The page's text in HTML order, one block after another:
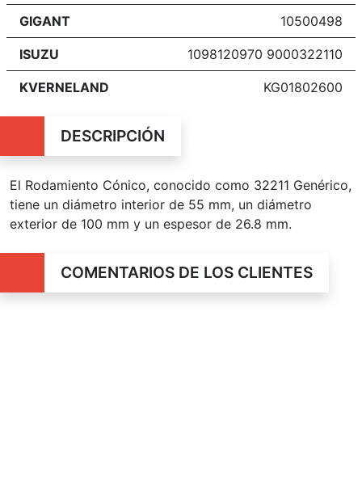
GIGANT 10500498
ISUZU 1098120970 9000322110
KVERNELAND KG01802600
DESCRIPCIÓN
El Rodamiento Cónico, conocido como 32211 Genérico,
tiene un diámetro interior de 55 mm, un diámetro
exterior de 100 mm y un espesor de 26.8 mm.
COMENTARIOS DE LOS CLIENTES